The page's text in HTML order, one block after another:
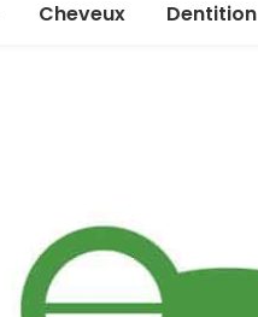
Cheveux Dentition